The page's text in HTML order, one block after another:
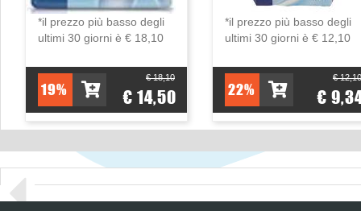
*il prezzo più basso degli
ultimi 30 giorni è € 18,10
19%
€ 18,10
€ 14,50
*il prezzo più basso degli
ultimi 30 giorni è € 12,10
22%
€ 12,10
€